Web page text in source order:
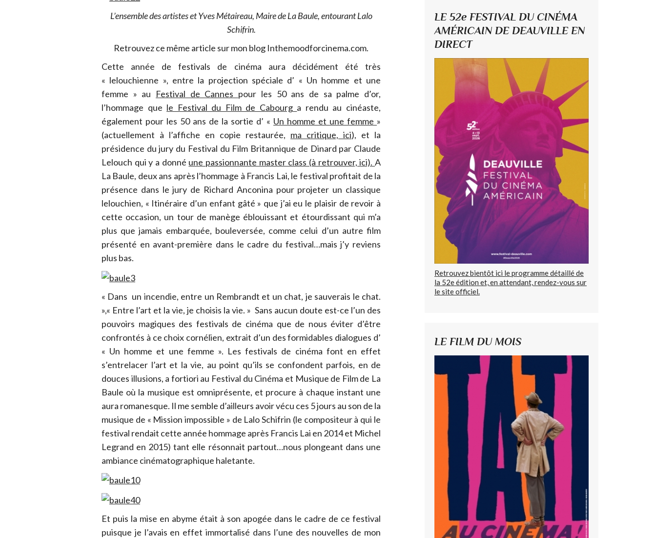
L’ensemble des artistes et Yves Métaireau, Maire de La Baule, entourant Lalo
Schifrin.
Retrouvez ce même article sur mon blog Inthemoodforcinema.com.
Cette année de festivals de cinéma aura décidément été très
« lelouchienne », entre la projection spéciale d’ « Un homme et une
femme » au Festival de Cannes pour les 50 ans de sa palme d’or,
l’hommage que le Festival du Film de Cabourg a rendu au cinéaste,
également pour les 50 ans de la sortie d’ « Un homme et une femme »
(actuellement à l’affiche en copie restaurée, ma critique, ici), et la
présidence du jury du Festival du Film Britannique de Dinard par Claude
Lelouch qui y a donné une passionnante master class (à retrouver, ici).A
La Baule, deux ans après l’hommage à Francis Lai, le festival profitait de la
présence dans le jury de Richard Anconina pour projeter un classique
lelouchien, « Itinéraire d’un enfant gâté » que j’ai eu le plaisir de revoir à
cette occasion, un tour de manège éblouissant et étourdissant qui m’a
plus que jamais embarquée, bouleversée, comme celui d’un autre film
présenté en avant-première dans le cadre du festival…mais j’y reviens
plus bas.
« Dans un incendie, entre un Rembrandt et un chat, je sauverais le chat.
»,« Entre l’art et la vie, je choisis la vie. » Sans aucun doute est-ce l’un des
pouvoirs magiques des festivals de cinéma que de nous éviter d’être
confrontés à ce choix cornélien, extrait d’un des formidables dialogues d’
« Un homme et une femme ». Les festivals de cinéma font en effet
s’entrelacer l’art et la vie, au point qu’ils se confondent parfois, en de
douces illusions, a fortiori au Festival du Cinéma et Musique de Film de La
Baule où la musique est omniprésente, et procure à chaque instant une
aura romanesque. Il me semble d’ailleurs avoir vécu ces 5 jours au son de la
musique de « Mission impossible » de Lalo Schifrin (le compositeur à qui le
festival rendait cette année hommage après Francis Lai en 2014 et Michel
Legrand en 2015) tant elle résonnait partout…nous plongeant dans une
ambiance cinématographique haletante.
Et puis la mise en abyme était à son apogée dans le cadre de ce festival
puisque je l’avais en effet immortalisé dans l’une des nouvelles de mon
LE 52e FESTIVAL DU CINÉMA
AMÉRICAIN DE DEAUVILLE EN
DIRECT
Retrouvez bientôt ici le programme détaillé de
la 52e édition et, en attendant, rendez-vous sur
le site officiel.
LE FILM DU MOIS